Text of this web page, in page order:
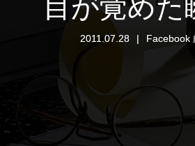
2011.07.28 Facebook